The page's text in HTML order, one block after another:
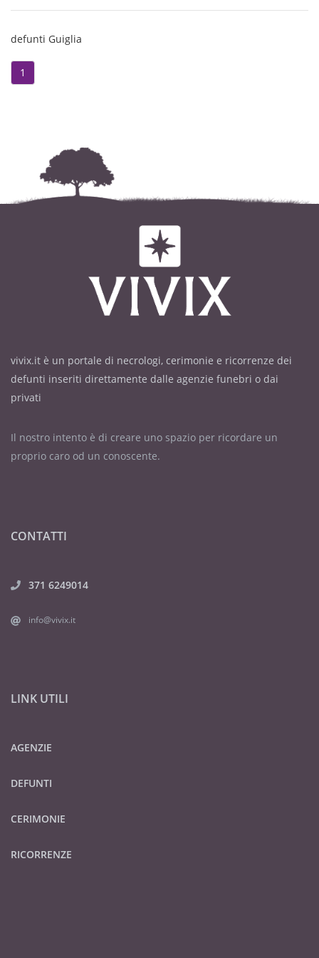
defunti Guiglia
1
vivix.it è un portale di necrologi, cerimonie e ricorrenze dei
defunti inseriti direttamente dalle agenzie funebri o dai
privati
Il nostro intento è di creare uno spazio per ricordare un
proprio caro od un conoscente.
CONTATTI
371 6249014
info@vivix.it
LINK UTILI
AGENZIE
DEFUNTI
CERIMONIE
RICORRENZE